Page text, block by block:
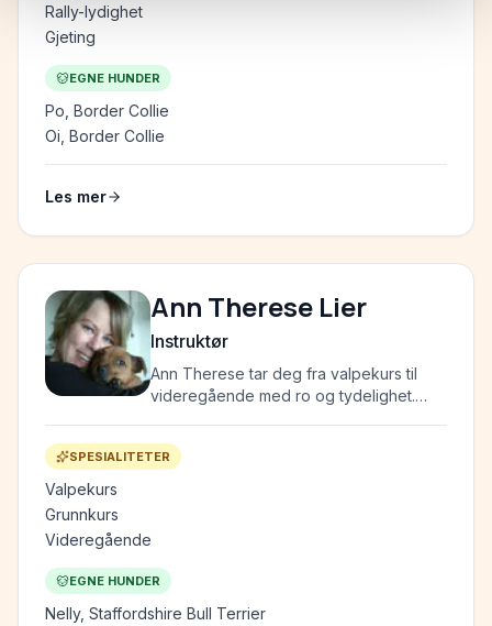
Rally-lydighet
Gjeting
EGNE HUNDER
Po, Border Collie
Oi, Border Collie
Les mer
Ann Therese Lier
Instruktør
Ann Therese tar deg fra valpekurs til
videregående med ro og tydelighet.
pedagog gjennom og gjennom, både
med to- og firbente.
SPESIALITETER
Valpekurs
Grunnkurs
Videregående
EGNE HUNDER
Nelly, Staffordshire Bull Terrier